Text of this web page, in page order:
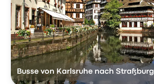
Busse von Karlsruhe nach Straßburg